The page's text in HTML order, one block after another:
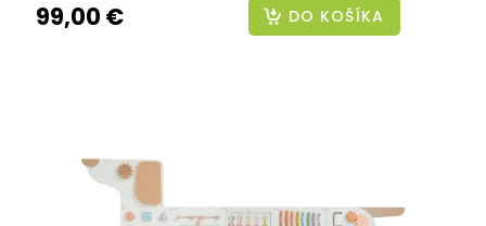
99,00 € DO KOŠÍKA